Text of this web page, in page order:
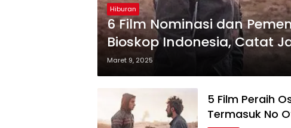
Hiburan
6 Film Nominasi dan
Bioskop Indonesia, Catat
Maret 9, 2025
5 Film Peraih
Termasuk No